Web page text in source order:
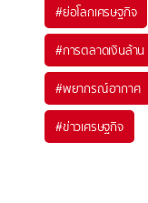
#ย่อโลกเศรษฐกิจ
#การตลาดเงินล้าน
#พยากรณ์อากาศ
#ข่าวเศรษฐกิจ